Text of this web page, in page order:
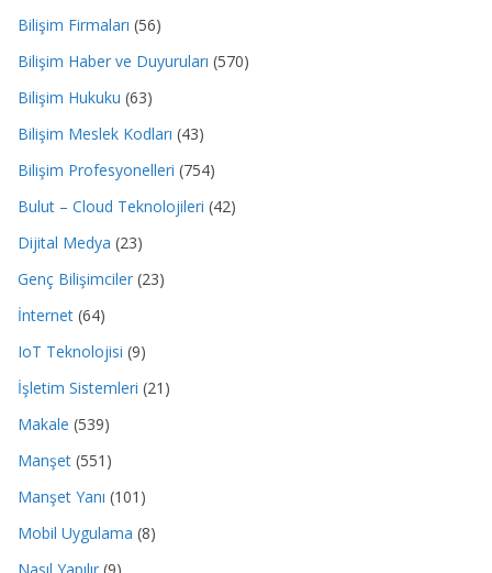
Bilişim Firmaları (56)
Bilişim Haber ve Duyuruları (570)
Bilişim Hukuku (63)
Bilişim Meslek Kodları (43)
Bilişim Profesyonelleri (754)
Bulut – Cloud Teknolojileri (42)
Dijital Medya (23)
Genç Bilişimciler (23)
İnternet (64)
IoT Teknolojisi (9)
İşletim Sistemleri (21)
Makale (539)
Manşet (551)
Manşet Yanı (101)
Mobil Uygulama (8)